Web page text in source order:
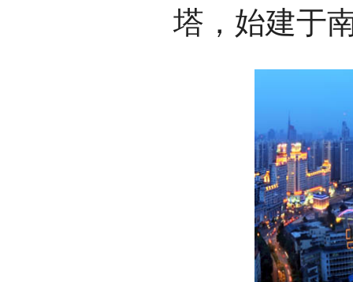
塔，始建于